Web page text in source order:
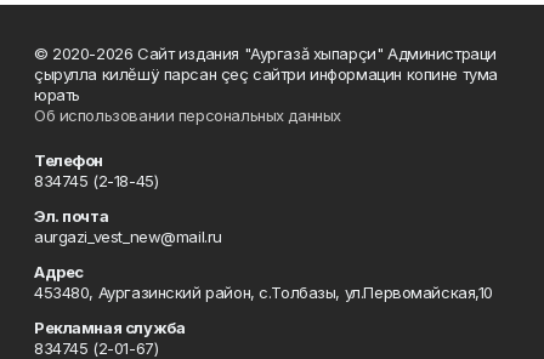
© 2020-2026 Сайт издания "Аургазă хыпарçи" Администраци
çырулла килĕшÿ парсан çеç сайтри информацин копине тума
юрать
Об использовании персональных данных
Телефон
834745 (2-18-45)
Эл. почта
aurgazi_vest_new@mail.ru
Адрес
453480, Аургазинский район, с.Толбазы, ул.Первомайская,10
Рекламная служба
834745 (2-01-67)